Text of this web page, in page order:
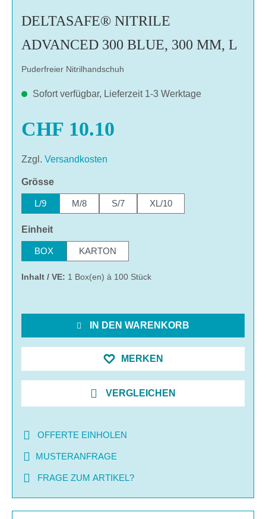
DELTASAFE® NITRILE
ADVANCED 300 BLUE, 300 MM, L
Puderfreier Nitrilhandschuh
Sofort verfügbar, Lieferzeit 1-3 Werktage
CHF 10.10
Zzgl. Versandkosten
Grösseauswählen
L/9 M/8 S/7 XL/10
Einheitauswählen
BOX KARTON
Inhalt / VE: 1 Box(en) à 100 Stück
IN DEN WARENKORB
MERKEN
VERGLEICHEN
OFFERTE EINHOLEN
MUSTERANFRAGE
FRAGE ZUM ARTIKEL?